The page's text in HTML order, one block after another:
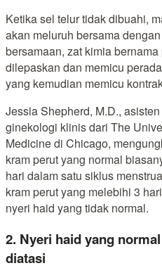
Ketika sel telur tidak dibuahi,
akan meluruh bersama
bersamaan, zat kimia
dilepaskan dan memicu
yang kemudian memicu
Jessia Shepherd, M.D.,
ginekologi klinis dari The
Medicine di Chicago,
kram perut yang normal
hari dalam satu siklus
kram perut yang melebihi 3
nyeri haid yang tidak normal.
2. Nyeri haid yang
diatasi